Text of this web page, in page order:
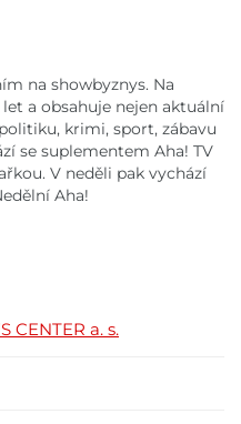
na showbyznys. Na
a obsahuje nejen aktuální
krimi, sport, zábavu
se suplementem Aha! TV
V neděli pak vychází
Aha!
CENTER a. s.